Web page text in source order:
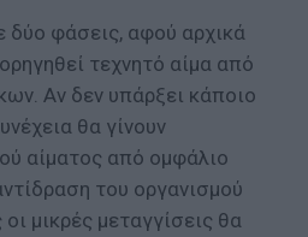
δύο φάσεις, αφού αρχικά
τεχνητό αίμα από
Αν δεν υπάρξει κάποιο
θα γίνουν
αίματος από ομφάλιο
του οργανισμού
μικρές μεταγγίσεις θα